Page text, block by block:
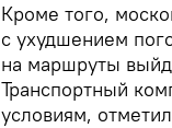
Кроме того,
с ухудшением
на маршруты
Транспортный
условиям,